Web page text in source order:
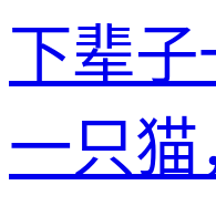
下辈
一只